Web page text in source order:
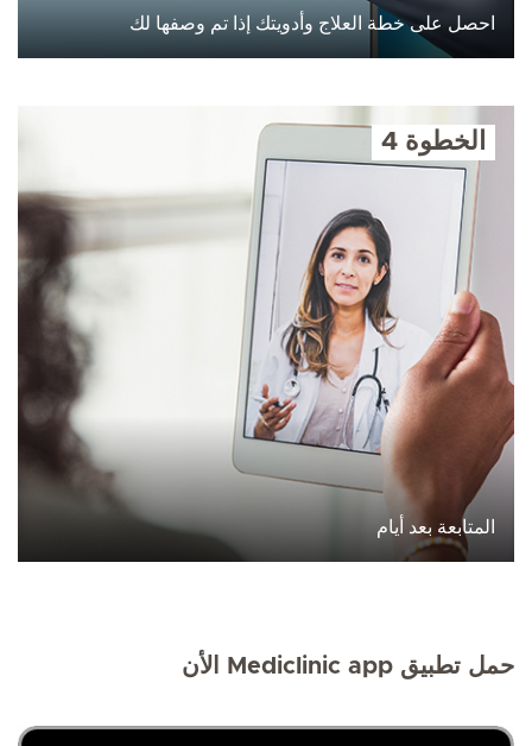
احصل على خطة العلاج وأدويتك إذا تم وصفها لك
الخطوة 4
المتابعة بعد أيام
حمل تطبيق Mediclinic app الأن